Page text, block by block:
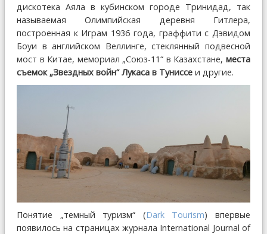
дискотека Аяла в кубинском городе Тринидад, так
называемая Олимпийская деревня Гитлера,
построенная к Играм 1936 года, граффити с Дэвидом
Боуи в английском Веллинге, стеклянный подвесной
мост в Китае, мемориал „Союз-11“ в Казахстане, места
съемок „Звездных войн“ Лукаса в Туниссе и другие.
Понятие „темный туризм“ (Dark Tourism) впервые
появилось на страницах журнала International Journal of